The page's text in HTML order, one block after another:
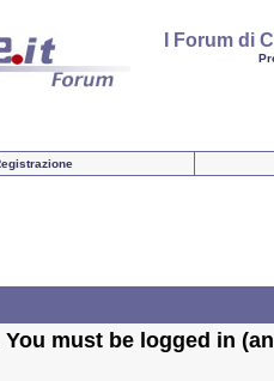
I Forum di
must be logged in